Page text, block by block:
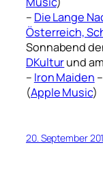
– Die Lange
Österreich,
Sonnabend
DKulturund
– Iron Maiden
(Apple Music)
20. September